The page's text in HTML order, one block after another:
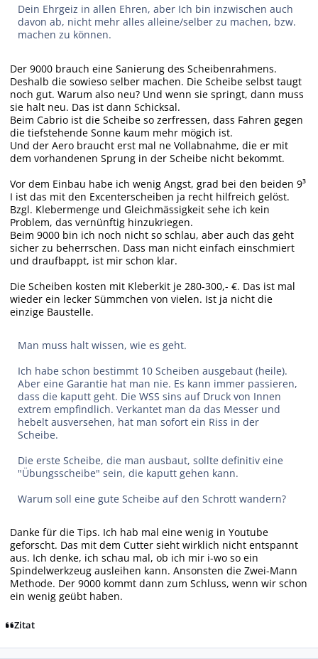
Dein Ehrgeiz in allen Ehren, aber Ich bin inzwischen auch
davon ab, nicht mehr alles alleine/selber zu machen, bzw.
machen zu können.
Der 9000 brauch eine Sanierung des Scheibenrahmens.
Deshalb die sowieso selber machen. Die Scheibe selbst taugt
noch gut. Warum also neu? Und wenn sie springt, dann muss
sie halt neu. Das ist dann Schicksal.
Beim Cabrio ist die Scheibe so zerfressen, dass Fahren gegen
die tiefstehende Sonne kaum mehr mögich ist.
Und der Aero braucht erst mal ne Vollabnahme, die er mit
dem vorhandenen Sprung in der Scheibe nicht bekommt.
Vor dem Einbau habe ich wenig Angst, grad bei den beiden 9³
I ist das mit den Excenterscheiben ja recht hilfreich gelöst.
Bzgl. Klebermenge und Gleichmässigkeit sehe ich kein
Problem, das vernünftig hinzukriegen.
Beim 9000 bin ich noch nicht so schlau, aber auch das geht
sicher zu beherrschen. Dass man nicht einfach einschmiert
und draufbappt, ist mir schon klar.
Die Scheiben kosten mit Kleberkit je 280-300,- €. Das ist mal
wieder ein lecker Sümmchen von vielen. Ist ja nicht die
einzige Baustelle.
Man muss halt wissen, wie es geht.
Ich habe schon bestimmt 10 Scheiben ausgebaut (heile).
Aber eine Garantie hat man nie. Es kann immer passieren,
dass die kaputt geht. Die WSS sins auf Druck von Innen
extrem empfindlich. Verkantet man da das Messer und
hebelt ausversehen, hat man sofort ein Riss in der
Scheibe.
Die erste Scheibe, die man ausbaut, sollte definitiv eine
"Übungsscheibe" sein, die kaputt gehen kann.
Warum soll eine gute Scheibe auf den Schrott wandern?
Danke für die Tips. Ich hab mal eine wenig in Youtube
geforscht. Das mit dem Cutter sieht wirklich nicht entspannt
aus. Ich denke, ich schau mal, ob ich mir i-wo so ein
Spindelwerkzeug ausleihen kann. Ansonsten die Zwei-Mann
Methode. Der 9000 kommt dann zum Schluss, wenn wir schon
ein wenig geübt haben.
Zitat